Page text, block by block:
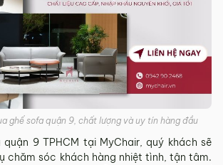
ghế sofa quận 9, chất lượng và uy tín hàng đầu
quận 9 TPHCM tại MyChair, quý khách sẽ
chăm sóc khách hàng nhiệt tình, tận tâm.